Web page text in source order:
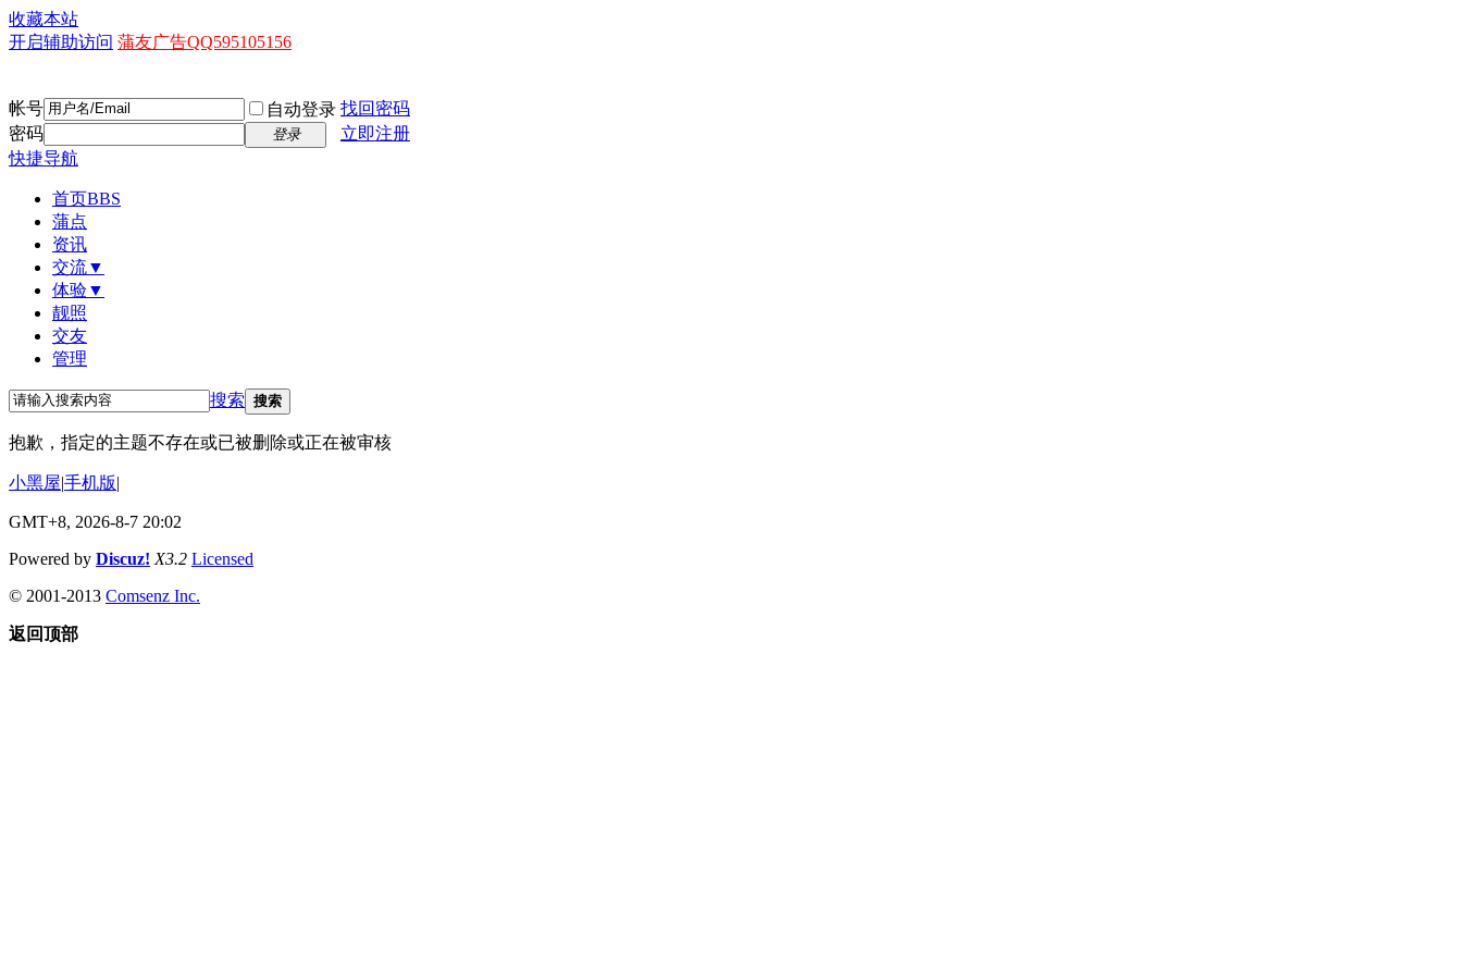
收藏本站
开启辅助访问 蒲友广告QQ595105156
帐号 自动登录 找回密码
密码
登录
立即注册
快捷导航
首页BBS
蒲点
资讯
交流▼
体验▼
靓照
交友
管理
搜索 搜索
抱歉，指定的主题不存在或已被删除或正在被审核
小黑屋|手机版|
GMT+8, 2026-8-7 20:02
Powered by Discuz! X3.2 Licensed
© 2001-2013 Comsenz Inc.
返回顶部